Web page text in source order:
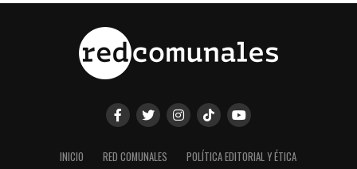
INICIO RED COMUNALES
POLÍTICA EDITORIAL Y ÉTICA